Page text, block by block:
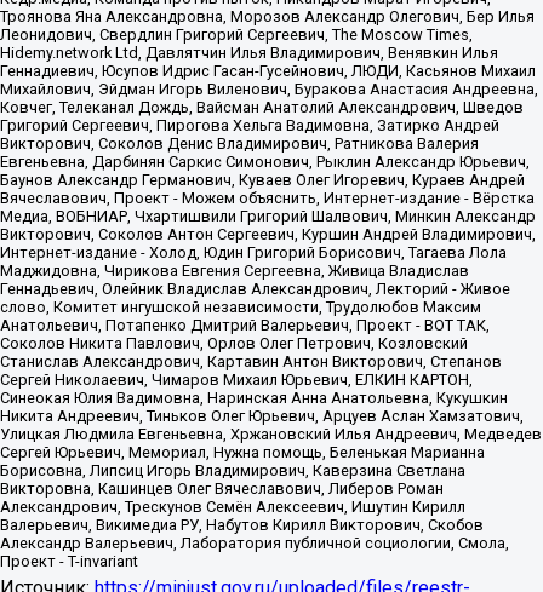
Источник: https://minjust.gov.ru/uploaded/files/reestr-